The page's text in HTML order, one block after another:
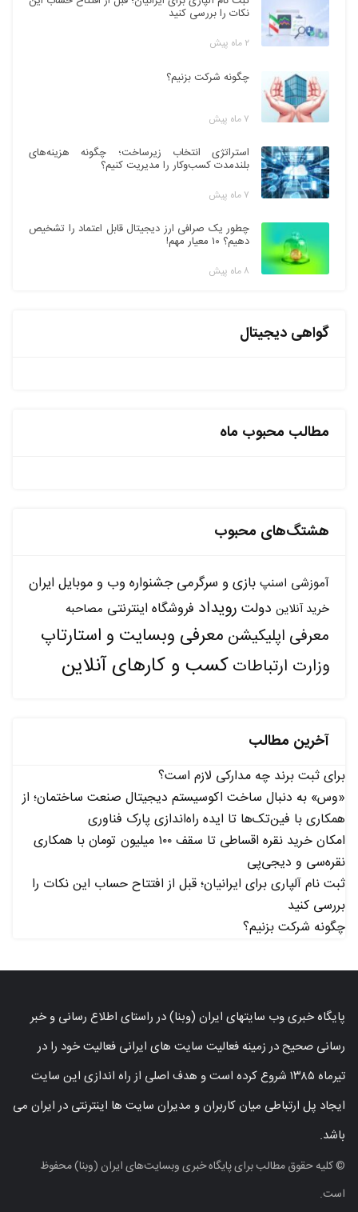
نکات را بررسی کنید
۲ ماه پیش
چگونه شرکت بزنیم؟
۷ ماه پیش
استراتژی انتخاب زیرساخت؛ چگونه هزینه‌های
بلندمدت کسب‌وکار را مدیریت کنیم؟
۷ ماه پیش
چطور یک صرافی ارز دیجیتال قابل اعتماد را تشخیص
دهیم؟ ۱۰ معیار مهم!
۸ ماه پیش
گواهی دیجیتال
مطالب محبوب ماه
هشتگ‌های محبوب
آموزشی اسنپ بازی و سرگرمی جشنواره وب و موبایل ایران
خرید آنلاین دولت رویداد فروشگاه اینترنتی مصاحبه
معرفی اپلیکیشن معرفی وبسایت و استارتاپ
وزارت ارتباطاتکسب و کارهای آنلاین
آخرین مطالب
برای ثبت برند چه مدارکی لازم است؟
«وس» به دنبال ساخت اکوسیستم دیجیتال صنعت ساختمان؛ از
همکاری با فین‌تک‌ها تا ایده راه‌اندازی پارک فناوری
امکان خرید نقره اقساطی تا سقف ۱۰۰ میلیون تومان با همکاری
نقره‌سی و دیجی‌پی
ثبت نام آلپاری برای ایرانیان؛ قبل از افتتاح حساب این نکات را
بررسی کنید
چگونه شرکت بزنیم؟
پایگاه خبری وب سایتهای ایران (وبنا) در راستای اطلاع رسانی و خبر
رسانی صحیح در زمینه فعالیت سایت های ایرانی فعالیت خود را در
تیرماه ۱۳۸۵ شروع کرده است و هدف اصلی از راه اندازی این سایت
ایجاد پل ارتباطی میان کاربران و مدیران سایت ها اینترنتی در ایران می
باشد.
© کلیه حقوق مطالب برای پایگاه خبری وبسایت‌های ایران (وبنا) محفوظ
است.